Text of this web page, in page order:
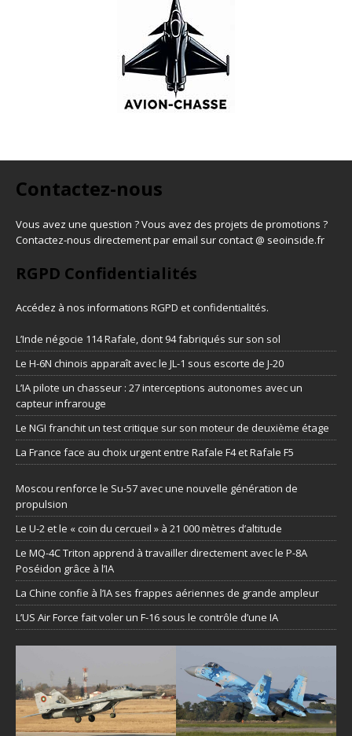
Contactez-nous
Vous avez une question ? Vous avez des projets de promotions ?
Contactez-nous directement par email sur contact @ seoinside.fr
RGPD Confidentialités
Accédez à nos informations RGPD et confidentialités.
L’Inde négocie 114 Rafale, dont 94 fabriqués sur son sol
Le H-6N chinois apparaît avec le JL-1 sous escorte de J-20
L’IA pilote un chasseur : 27 interceptions autonomes avec un
capteur infrarouge
Le NGI franchit un test critique sur son moteur de deuxième étage
La France face au choix urgent entre Rafale F4 et Rafale F5
Moscou renforce le Su-57 avec une nouvelle génération de
propulsion
Le U-2 et le « coin du cercueil » à 21 000 mètres d’altitude
Le MQ-4C Triton apprend à travailler directement avec le P-8A
Poséidon grâce à l’IA
La Chine confie à l’IA ses frappes aériennes de grande ampleur
L’US Air Force fait voler un F-16 sous le contrôle d’une IA